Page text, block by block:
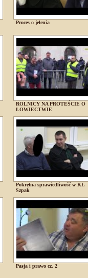
Proces o jelenia
ROLNICY NA PROTEŚCIE O
ŁOWIECTWIE
Pokrętna sprawiedliwość w KŁ
Szpak
Pasja i prawo cz. 2